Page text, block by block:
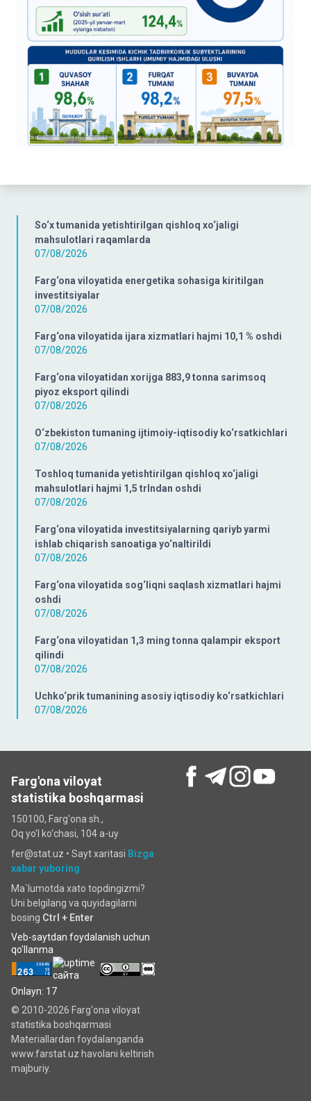
So‘x tumanida yetishtirilgan qishloq xo‘jaligi
mahsulotlari raqamlarda
07/08/2026
Farg‘ona viloyatida energetika sohasiga kiritilgan
investitsiyalar
07/08/2026
Farg‘ona viloyatida ijara xizmatlari hajmi 10,1 % oshdi
07/08/2026
Farg‘ona viloyatidan xorijga 883,9 tonna sarimsoq
piyoz eksport qilindi
07/08/2026
O‘zbekiston tumaning ijtimoiy-iqtisodiy ko‘rsatkichlari
07/08/2026
Toshloq tumanida yetishtirilgan qishloq xo‘jaligi
mahsulotlari hajmi 1,5 trlndan oshdi
07/08/2026
Farg‘ona viloyatida investitsiyalarning qariyb yarmi
ishlab chiqarish sanoatiga yo‘naltirildi
07/08/2026
Farg‘ona viloyatida sog‘liqni saqlash xizmatlari hajmi
oshdi
07/08/2026
Farg‘ona viloyatidan 1,3 ming tonna qalampir eksport
qilindi
07/08/2026
Uchko‘prik tumanining asosiy iqtisodiy ko‘rsatkichlari
07/08/2026
Farg'ona viloyat
statistika boshqarmasi
150100, Farg'ona sh.,
Oq yo'l ko‘chаsi, 104 a-uy
fer@stat.uz • Sayt xaritasi Bizga
xabar yuboring
Ma`lumotda xato topdingizmi?
Uni belgilang va quyidagilarni
bosing Ctrl + Enter
Veb-saytdan foydalanish uchun
qo'llanma
Onlayn: 17
© 2010-2026 Farg‘ona viloyat
statistika boshqarmasi
Materiallardan foydalanganda
www.farstat.uz havolani keltirish
majburiy.